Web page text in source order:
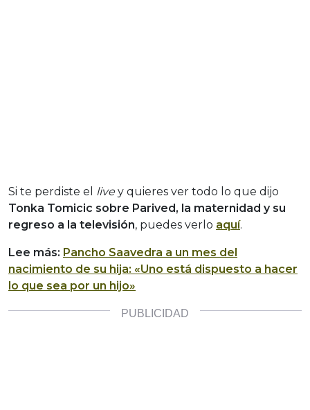
Si te perdiste el livey quieres ver todo lo que dijo
Tonka Tomicic sobre Parived, la maternidad y su
regreso a la televisión, puedes verlo aquí.
Lee más: Pancho Saavedra a un mes del
nacimiento de su hija: «Uno está dispuesto a hacer
lo que sea por un hijo»